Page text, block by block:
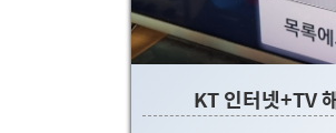
KT 인터넷+TV